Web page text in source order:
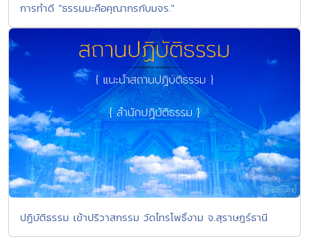
การทำดี "ธรรมมะคือคุณากรกับมจร."
ปฏิบัติธรรม เข้าปริวาสกรรม วัดไทรโพธิ์งาม จ.สุราษฎร์ธานี